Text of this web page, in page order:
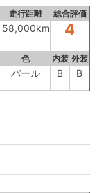
走行距離 総合評価
58,000km 4
色 内装 外装
パール B B